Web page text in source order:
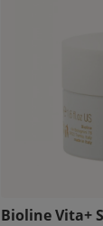
Bioline Vita+